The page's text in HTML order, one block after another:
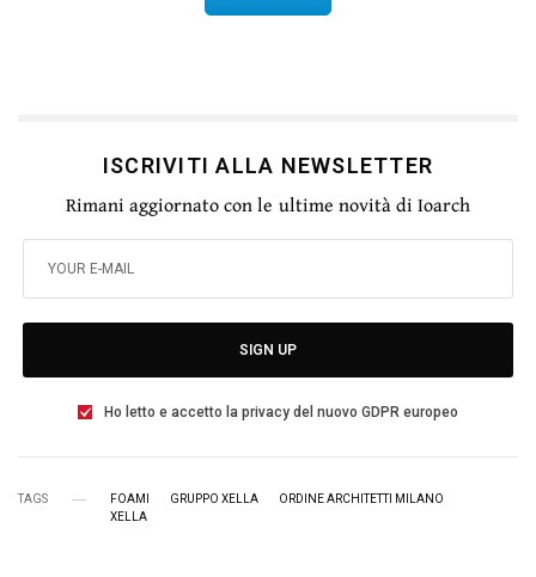
ISCRIVITI ALLA NEWSLETTER
Rimani aggiornato con le ultime novità di Ioarch
SIGN UP
Ho letto e accetto la privacy del nuovo GDPR europeo
TAGS FOAMI GRUPPO XELLA
ORDINE ARCHITETTI MILANO
XELLA